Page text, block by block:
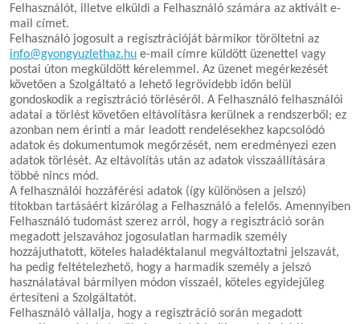
Felhasználót, illetve elküldi a Felhasználó számára az aktivált e-
mail címet.
Felhasználó jogosult a regisztrációját bármikor töröltetni az
info@gyongyuzlethaz.hu e-mail címre küldött üzenettel vagy
postai úton megküldött kérelemmel. Az üzenet megérkezését
követően a Szolgáltató a lehető legrövidebb időn belül
gondoskodik a regisztráció törléséről. A Felhasználó felhasználói
adatai a törlést követően eltávolításra kerülnek a rendszerből; ez
azonban nem érinti a már leadott rendelésekhez kapcsolódó
adatok és dokumentumok megőrzését, nem eredményezi ezen
adatok törlését. Az eltávolítás után az adatok visszaállítására
többé nincs mód.
A felhasználói hozzáférési adatok (így különösen a jelszó)
titokban tartásáért kizárólag a Felhasználó a felelős. Amennyiben
Felhasználó tudomást szerez arról, hogy a regisztráció során
megadott jelszavához jogosulatlan harmadik személy
hozzájuthatott, köteles haladéktalanul megváltoztatni jelszavát,
ha pedig feltételezhető, hogy a harmadik személy a jelszó
használatával bármilyen módon visszaél, köteles egyidejűleg
értesíteni a Szolgáltatót.
Felhasználó vállalja, hogy a regisztráció során megadott